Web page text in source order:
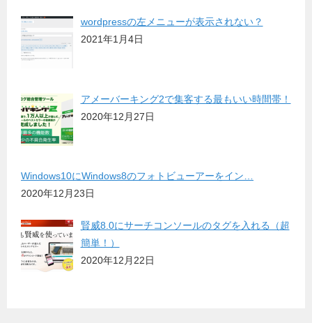
wordpressの左メニューが表示されない？
2021年1月4日
アメーバーキング2で集客する最もいい時間帯！
2020年12月27日
Windows10にWindows8のフォトビューアーをイン…
2020年12月23日
賢威8.0にサーチコンソールのタグを入れる（超
簡単！）
2020年12月22日